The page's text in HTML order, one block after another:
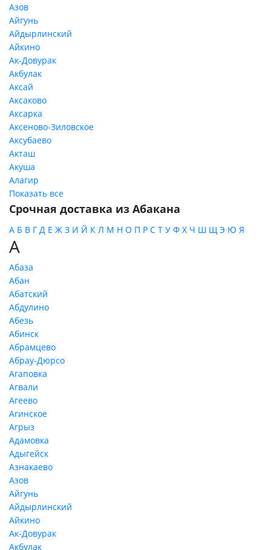
Азов
Айгунь
Айдырлинский
Айкино
Ак-Довурак
Акбулак
Аксай
Аксаково
Аксарка
Аксеново-Зиловское
Аксубаево
Акташ
Акуша
Алагир
Показать все
Срочная доставка из Абакана
А Б В Г Д Е Ж З И Й К Л М Н О П Р С Т У Ф Х Ч Ш Щ Э Ю Я
А
Абаза
Абан
Абатский
Абдулино
Абезь
Абинск
Абрамцево
Абрау-Дюрсо
Агаповка
Агвали
Агеево
Агинское
Агрыз
Адамовка
Адыгейск
Азнакаево
Азов
Айгунь
Айдырлинский
Айкино
Ак-Довурак
Акбулак